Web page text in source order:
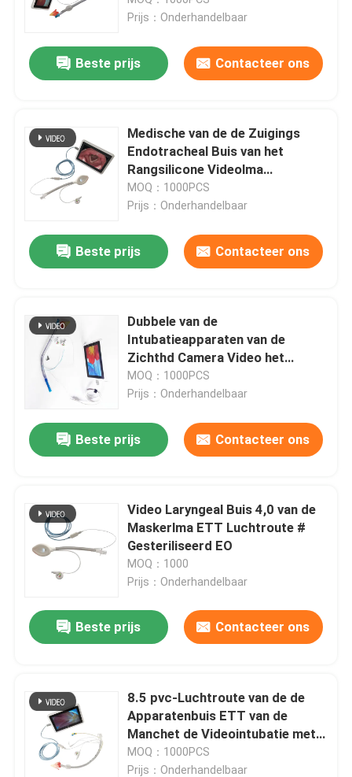
Nasopharyngeal Luchtroutebuis
Beschikbare Endotracheal Buis
Dubbele Lumen Luchtpijptak
De Manometer van de manchetdruk
Bronchiale Blocker Buis
Zuig katheter
Oropharyngeal Luchtroutebuis
Persoonlijk beschermingsmiddelppe
Verdoofingsmiddelen
Endotracheale buiscomponenten
OEM-katheters
Chirurgische Levering
Prijs：Onderhandelbaar
Beste prijs Contacteer ons
Medische van de de Zuigings
Endotracheal Buis van het
Rangsilicone Videolma
Subglottic Klasse II
MOQ：1000PCS
Prijs：Onderhandelbaar
Beste prijs Contacteer ons
Dubbele van de
Intubatieapparaten van de
Zichthd Camera Video het
dubbel-Lumen Endobronchial
Buis
MOQ：1000PCS
Prijs：Onderhandelbaar
Beste prijs Contacteer ons
Video Laryngeal Buis 4,0 van de
Maskerlma ETT Luchtroute #
Gesteriliseerd EO
MOQ：1000
Prijs：Onderhandelbaar
Beste prijs Contacteer ons
8.5 pvc-Luchtroute van de de
Apparatenbuis ETT van de
Manchet de Videointubatie met
Zuigingslumen
MOQ：1000PCS
Prijs：Onderhandelbaar